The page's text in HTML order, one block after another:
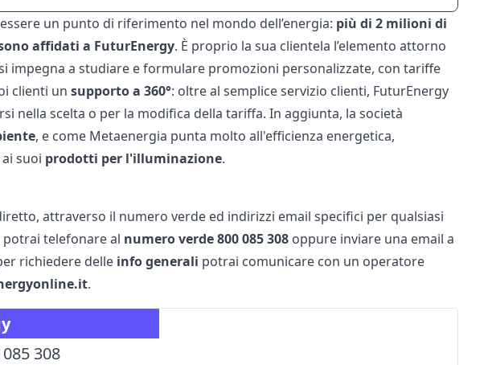
un punto di riferimento nel mondo dell’energia: più di 2 milioni di
affidati a FuturEnergy. È proprio la sua clientela l’elemento attorno
impegna a studiare e formulare promozioni personalizzate, con tariffe
clienti un supporto a 360°: oltre al semplice servizio clienti, FuturEnergy
nella scelta o per la modifica della tariffa. In aggiunta, la società
, e come Metaenergia punta molto all'efficienza energetica,
suoi prodotti per l'illuminazione.
attraverso il numero verde ed indirizzi email specifici per qualsiasi
potrai telefonare al numero verde 800 085 308oppure inviare una email a
richiedere delle info generali potrai comunicare con un operatore
.
308